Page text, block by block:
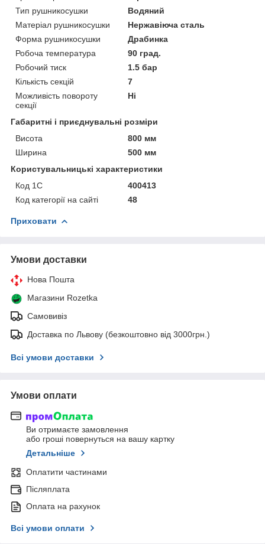
Тип рушникосушки
Водяний
Матеріал рушникосушки
Нержавіюча сталь
Форма рушникосушки
Драбинка
Робоча температура
90 град.
Робочий тиск
1.5 бар
Кількість секцій
7
Можливість повороту
секції
Ні
Габаритні і приєднувальні розміри
Висота
800 мм
Ширина
500 мм
Користувальницькі характеристики
Код 1С
400413
Код категорії на сайті
48
Приховати
Умови доставки
Нова Пошта
Магазини Rozetka
Самовивіз
Доставка по Львову (безкоштовно від 3000грн.)
Всі умови доставки
Умови оплати
Ви отримаєте замовлення
або гроші повернуться на вашу картку
Детальніше
Оплатити частинами
Післяплата
Оплата на рахунок
Всі умови оплати